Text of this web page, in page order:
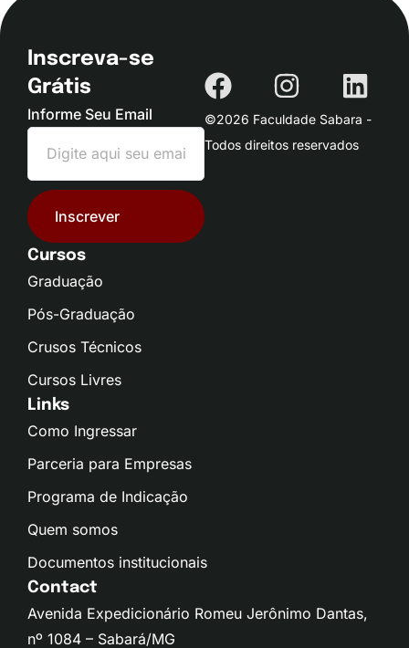
Inscreva-se
Grátis
Informe Seu Email
Inscrever
©2026 Faculdade Sabara -
Todos direitos reservados
Cursos
Graduação
Pós-Graduação
Crusos Técnicos
Cursos Livres
Links
Como Ingressar
Parceria para Empresas
Programa de Indicação
Quem somos
Documentos institucionais
Contact
Avenida Expedicionário Romeu Jerônimo Dantas,
nº 1084 – Sabará/MG